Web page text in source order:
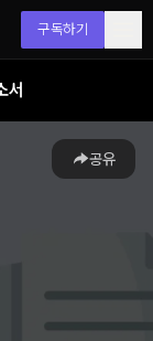
구독하기
서
공유